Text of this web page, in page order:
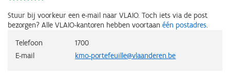
Stuur bij voorkeur een e-mail naar VLAIO. Toch iets via de post
bezorgen? Alle VLAIO-kantoren hebben voortaan één postadres
Telefoon
1700
E-mail
kmo-portefeuille@vlaanderen.be